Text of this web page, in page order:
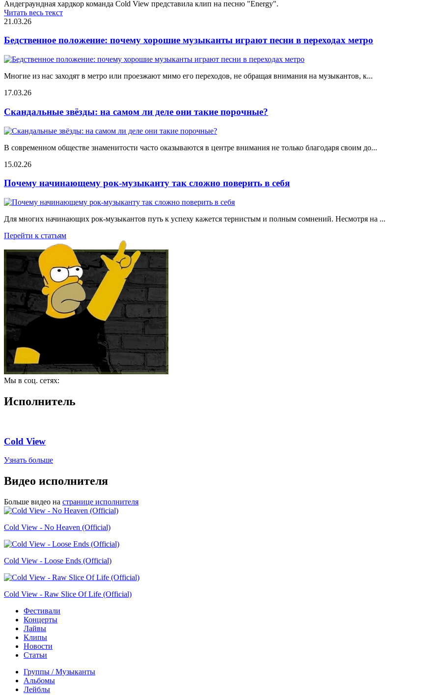
Андеграундная хардкор команда Cold View представила клип на песню "Energy".
Читать весь текст
21.03.26
Бедственное положение: почему хорошие музыканты играют песни в переходах метро
Многие из нас заходят в метро или проезжают мимо его переходов, не обращая внимания на музыкантов, к...
17.03.26
Скандальные звёзды: на самом ли деле они такие порочные?
В современном обществе знаменитости часто оказываются в центре внимания не только благодаря своим до...
15.02.26
Почему начинающему рок-музыканту так сложно поверить в себя
Для многих начинающих рок-музыкантов путь к успеху кажется тернистым и полным сомнений. Несмотря на ...
Перейти к статьям
Мы в соц. сетях:
Исполнитель
Cold View
Узнать больше
Видео исполнителя
Больше видео на странице исполнителя
Cold View - No Heaven (Official)
Cold View - Loose Ends (Official)
Cold View - Raw Slice Of Life (Official)
Фестивали
Концерты
Лайвы
Клипы
Новости
Статьи
Группы / Музыканты
Альбомы
Лейблы